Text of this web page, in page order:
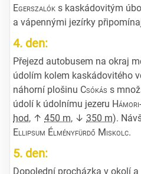
Egerszalók s kaskádovitým
a vápennými jezírky
4. den:
Přejezd autobusem na okraj
údolím kolem kaskádovitého
náhorní plošinu Csókás s
údolí k údolnímu jezeru
hod, ↑ 450 m, ↓ 350 m).
Ellipsum Élményfürdő Miskolc.
5. den:
Dopolední procházka v okolí